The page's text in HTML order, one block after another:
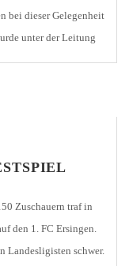
bei dieser Gelegenheit
unter der Leitung
Zuschauern traf in
den 1. FC Ersingen.
Landesligisten schwer.